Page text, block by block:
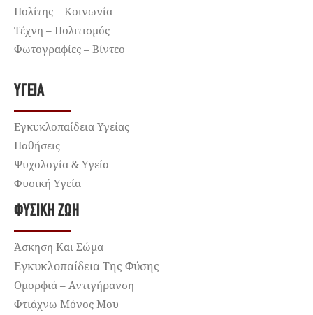
Πολίτης – Κοινωνία
Τέχνη – Πολιτισμός
Φωτογραφίες – Βίντεο
ΥΓΕΊΑ
Εγκυκλοπαίδεια Υγείας
Παθήσεις
Ψυχολογία & Υγεία
Φυσική Υγεία
ΦΥΣΙΚΉ ΖΩΉ
Άσκηση Και Σώμα
Εγκυκλοπαίδεια Της Φύσης
Ομορφιά – Αντιγήρανση
Φτιάχνω Μόνος Μου